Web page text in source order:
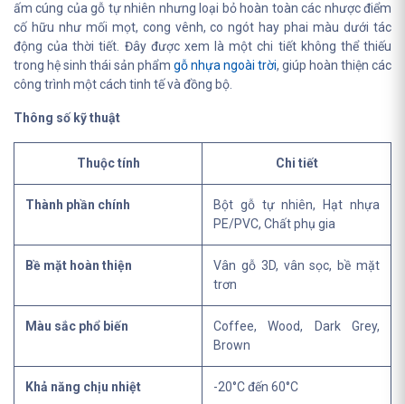
ấm cúng của gỗ tự nhiên nhưng loại bỏ hoàn toàn các nhược điểm
cố hữu như mối mọt, cong vênh, co ngót hay phai màu dưới tác
động của thời tiết. Đây được xem là một chi tiết không thể thiếu
trong hệ sinh thái sản phẩm gỗ nhựa ngoài trời, giúp hoàn thiện các
công trình một cách tinh tế và đồng bộ.
Thông số kỹ thuật
Thuộc tính Chi tiết
Thành phần chính
Bột gỗ tự nhiên, Hạt nhựa
PE/PVC, Chất phụ gia
Bề mặt hoàn thiện
Vân gỗ 3D, vân sọc, bề mặt
trơn
Màu sắc phổ biến
Coffee, Wood, Dark Grey,
Brown
Khả năng chịu nhiệt -20°C đến 60°C